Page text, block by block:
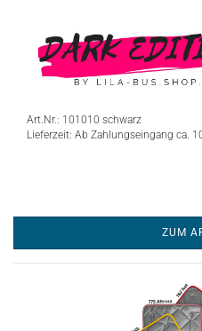
Art.Nr.: 101010 schwarz
Lieferzeit: Ab Zahlungseingang ca.
ZUM